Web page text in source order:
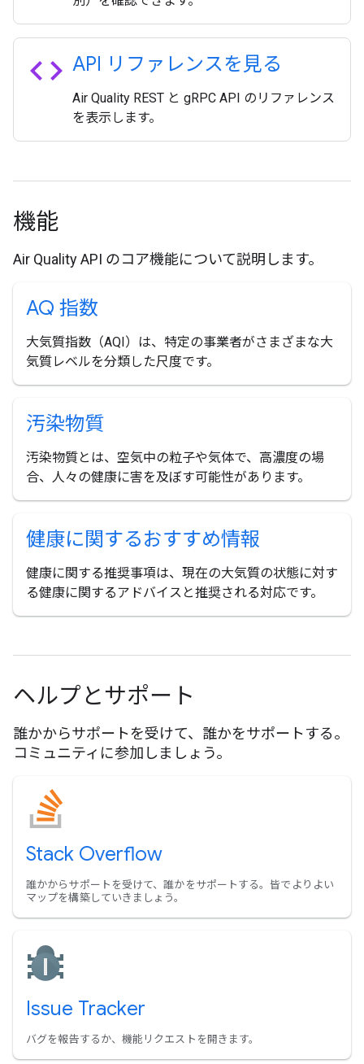
code API リファレンスを見る
Air Quality REST と gRPC API のリファレンス
を表示します。
機能
Air Quality API のコア機能について説明します。
AQ 指数
大気質指数（AQI）は、特定の事業者がさまざまな大
気質レベルを分類した尺度です。
汚染物質
汚染物質とは、空気中の粒子や気体で、高濃度の場
合、人々の健康に害を及ぼす可能性があります。
健康に関するおすすめ情報
健康に関する推奨事項は、現在の大気質の状態に対す
る健康に関するアドバイスと推奨される対応です。
ヘルプとサポート
誰かからサポートを受けて、誰かをサポートする。
コミュニティに参加しましょう。
Stack Overflow
誰かからサポートを受けて、誰かをサポートする。皆でよりよい
マップを構築していきましょう。
Issue Tracker
バグを報告するか、機能リクエストを開きます。